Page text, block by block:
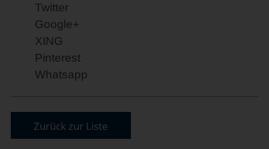
Twitter
Google+
XING
Pinterest
Whatsapp
Zurück zur Liste